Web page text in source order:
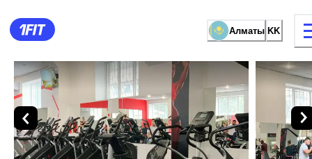
Алматы KK
жаттығу түрі Әйелдерге арналған
Mind Of Body — Жаттығу